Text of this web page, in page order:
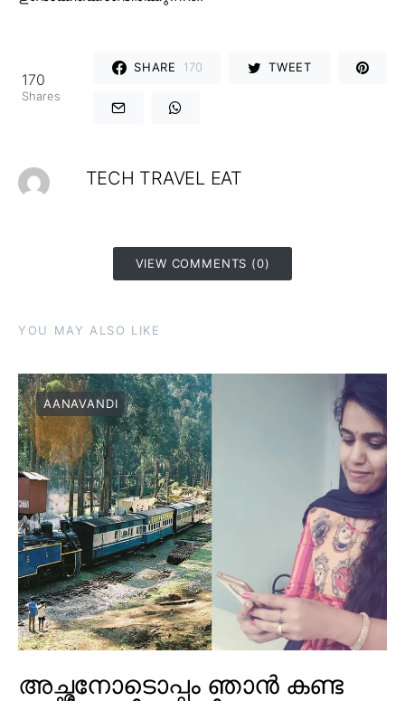
170
Shares
SHARE 170 TWEET
TECH TRAVEL EAT
VIEW COMMENTS (0)
YOU MAY ALSO LIKE
AANAVANDI
അച്ഛനോടൊപ്പം ഞാൻ കണ്ട